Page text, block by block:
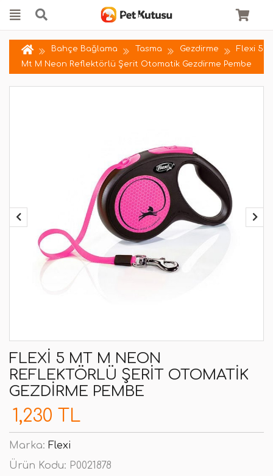
Bahçe Bağlama Tasma Gezdirme
Flexi 5
Mt M Neon Reflektörlü Şerit Otomatik Gezdirme Pembe
FLEXI 5 MT M NEON
REFLEKTÖRLÜ ŞERIT OTOMATIK
GEZDIRME PEMBE
1,230 TL
Marka: Flexi
Ürün Kodu: P0021878